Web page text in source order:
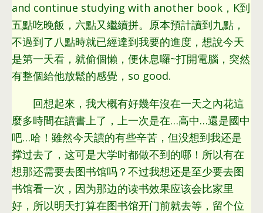
and continue studying with another book，K到
五點吃晚飯，六點又繼續拼。原本預計讀到九點，
不過到了八點時就已經達到我要的進度，想說今天
是第一天看，就偷個懶，便休息囉~打開電腦，突然
有整個給他放鬆的感覺，so good.
回想起來，我大概有好幾年沒在一天之內花這
麼多時間在讀書上了，上一次是在…高中…還是國中
吧…哈！雖然今天讀的有些辛苦，但没想到我还是
撑过去了，这可是大学时都做不到的哪！所以有在
想那还需要去图书馆吗？不过我想还是至少要去图
书馆看一次，因为那边的读书效果应该会比家里
好，所以明天打算在图书馆开门前就去等，留个位